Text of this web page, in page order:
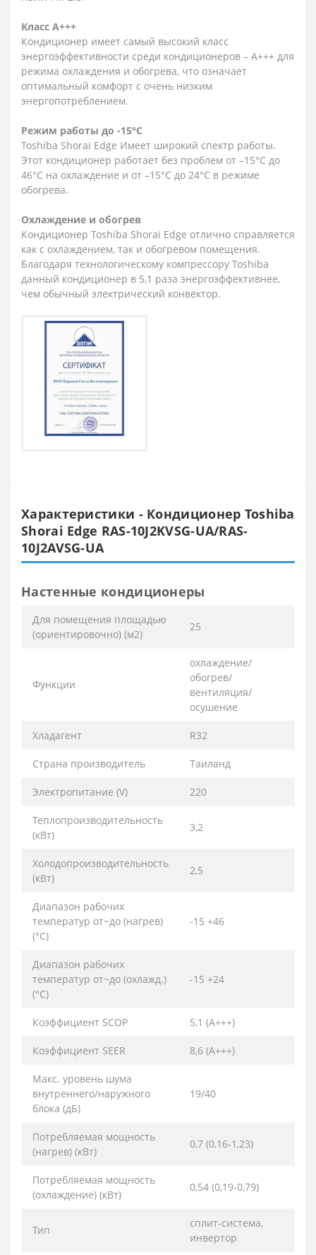
Класс А+++
Кондиционер имеет самый высокий класс
энергоэффективности среди кондиционеров – A+++ для
режима охлаждения и обогрева, что означает
оптимальный комфорт с очень низким
энергопотреблением.
Режим работы до -15°С
Toshiba Shorai Edge Имеет широкий спектр работы.
Этот кондиционер работает без проблем от –15°C до
46°C на охлаждение и от –15°C до 24°C в режиме
обогрева.
Охлаждение и обогрев
Кондиционер Toshiba Shorai Edge отлично справляется
как с охлаждением, так и обогревом помещения.
Благодаря технологическому компрессору Toshiba
данный кондиционер в 5,1 раза энергоэффективнее,
чем обычный электрический конвектор.
Характеристики - Кондиционер Toshiba
Shorai Edge RAS-10J2KVSG-UA/RAS-
10J2AVSG-UA
Настенные кондиционеры
Для помещения площадью
(ориентировочно) (м2)
25
Функции
охлаждение/
обогрев/
вентиляция/
осушение
Хладагент R32
Страна производитель Таиланд
Электропитание (V) 220
Теплопроизводительность
(кВт)
3,2
Холодопроизводительность
(кВт)
2,5
Диапазон рабочих
температур от~до (нагрев)
(°C)
-15 +46
Диапазон рабочих
температур от~до (охлажд.)
(°C)
-15 +24
Коэффициент SCOP 5,1 (A+++)
Коэффициент SEER 8,6 (A+++)
Макс. уровень шума
внутреннего/наружного
блока (дБ)
19/40
Потребляемая мощность
(нагрев) (кВт)
0,7 (0,16-1,23)
Потребляемая мощность
(охлаждение) (кВт)
0,54 (0,19-0,79)
Тип
сплит-система,
инвертор